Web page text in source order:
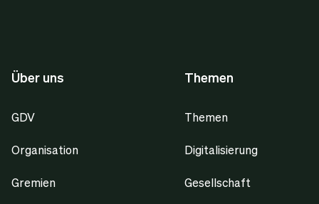
Über uns
GDV
Organisation
Gremien
Themen
Themen
Digitalisierung
Gesellschaft